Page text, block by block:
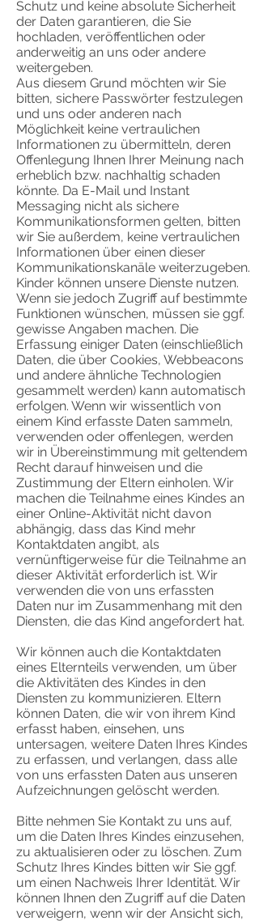
Schutz und keine absolute Sicherheit
der Daten garantieren, die Sie
hochladen, veröffentlichen oder
anderweitig an uns oder andere
weitergeben.
Aus diesem Grund möchten wir Sie
bitten, sichere Passwörter festzulegen
und uns oder anderen nach
Möglichkeit keine vertraulichen
Informationen zu übermitteln, deren
Offenlegung Ihnen Ihrer Meinung nach
erheblich bzw. nachhaltig schaden
könnte. Da E-Mail und Instant
Messaging nicht als sichere
Kommunikationsformen gelten, bitten
wir Sie außerdem, keine vertraulichen
Informationen über einen dieser
Kommunikationskanäle weiterzugeben.
Kinder können unsere Dienste nutzen.
Wenn sie jedoch Zugriff auf bestimmte
Funktionen wünschen, müssen sie ggf.
gewisse Angaben machen. Die
Erfassung einiger Daten (einschließlich
Daten, die über Cookies, Webbeacons
und andere ähnliche Technologien
gesammelt werden) kann automatisch
erfolgen. Wenn wir wissentlich von
einem Kind erfasste Daten sammeln,
verwenden oder offenlegen, werden
wir in Übereinstimmung mit geltendem
Recht darauf hinweisen und die
Zustimmung der Eltern einholen. Wir
machen die Teilnahme eines Kindes an
einer Online-Aktivität nicht davon
abhängig, dass das Kind mehr
Kontaktdaten angibt, als
vernünftigerweise für die Teilnahme an
dieser Aktivität erforderlich ist. Wir
verwenden die von uns erfassten
Daten nur im Zusammenhang mit den
Diensten, die das Kind angefordert hat.
Wir können auch die Kontaktdaten
eines Elternteils verwenden, um über
die Aktivitäten des Kindes in den
Diensten zu kommunizieren. Eltern
können Daten, die wir von ihrem Kind
erfasst haben, einsehen, uns
untersagen, weitere Daten Ihres Kindes
zu erfassen, und verlangen, dass alle
von uns erfassten Daten aus unseren
Aufzeichnungen gelöscht werden.
Bitte nehmen Sie Kontakt zu uns auf,
um die Daten Ihres Kindes einzusehen,
zu aktualisieren oder zu löschen. Zum
Schutz Ihres Kindes bitten wir Sie ggf.
um einen Nachweis Ihrer Identität. Wir
können Ihnen den Zugriff auf die Daten
verweigern, wenn wir der Ansicht sich,